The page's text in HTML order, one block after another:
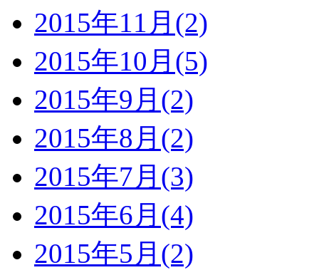
2015年11月(2)
2015年10月(5)
2015年9月(2)
2015年8月(2)
2015年7月(3)
2015年6月(4)
2015年5月(2)